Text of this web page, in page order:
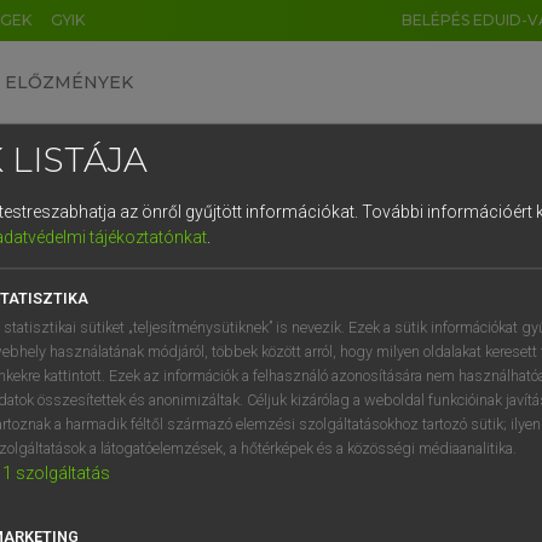
GYIK BELÉPÉS EDUID-
ELŐZMÉNYEK
műszaki szótár
VAN ELŐFIZETÉSED?
megtekintéséhez.
LISTÁJA
az önről gyűjtött információkat. További információért
tájékoztatónkat.
statisztikai sütiket „teljesítménysütiknek” is nevezik. Ezek a sütik információkat
használatának módjáról, többek között arról, hogy milyen oldalakat keresett
kattintott. Ezek az információk a felhasználó azonosítására nem
összesítettek és anonimizáltak. Céljuk kizárólag a weboldal funkcióinak
a harmadik féltől származó elemzési szolgáltatásokhoz tartozó sütik;
a látogatóelemzések, a hőtérképek és a közösségi médiaanalitika.
1 szolgáltatás
DE CN FR ES IT NL
1 2 3 4 5 6 7 8 9
q w e r t z u i
a s d f g h j k l é
í y x c v b n m , .